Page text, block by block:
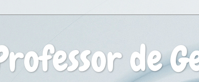
de